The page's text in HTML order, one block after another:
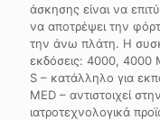
άσκησης είναι να
να αποτρέψει την
την άνω πλάτη. Η
εκδόσεις: 4000, 4000
S – κατάλληλο για
MED – αντιστοιχεί
ιατροτεχνολογικά